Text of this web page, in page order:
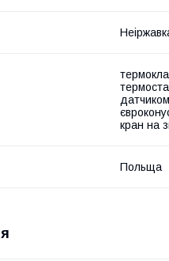
кран на
Польща